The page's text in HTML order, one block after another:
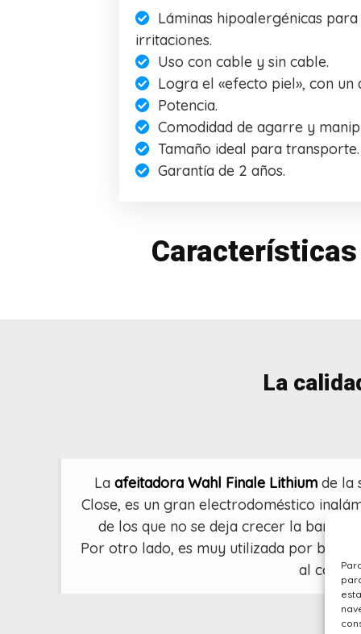
Láminas hipoalergénicas
irritaciones.
Uso con cable y sin cable.
Logra el «efecto piel», con un
Potencia.
Comodidad de agarre y
Tamaño ideal para transporte.
Garantía de 2 años.
La
La afeitadora Wahl Finale Lithium de la
Close, es un gran electrodoméstico
de los que no se deja crecer la barba
Por otro lado, es muy utilizada por
al cortar